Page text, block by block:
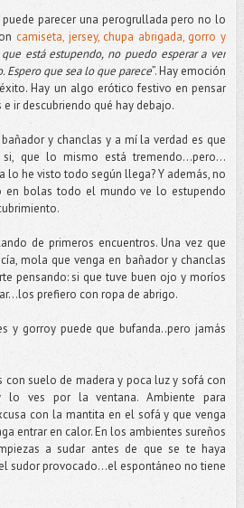
puede parecer una perogrullada pero no lo
camiseta, jersey, chupa abrigada, gorro y
está estupendo, no puedo esperar a ver
Espero que sea lo que parece”. Hay emoción
Hay un algo erótico festivo en pensar
ir descubriendo qué hay debajo.
y chanclas y a mí la verdad es que
que lo mismo está tremendo...pero...
lo he visto todo según llega? Y además, no
en bolas todo el mundo ve lo estupendo
de primeros encuentros. Una vez que
mola que venga en bañador y chanclas
pensando: si que tuve buen ojo y moríos
prefiero con ropa de abrigo.
y gorroy puede que bufanda..pero jamás
con suelo de madera y poca luz y sofá con
lo ves por la ventana. Ambiente para
con la mantita en el sofá y que venga
entrar en calor. En los ambientes sureños
a sudar antes de que se te haya
sudor provocado…el espontáneo no tiene